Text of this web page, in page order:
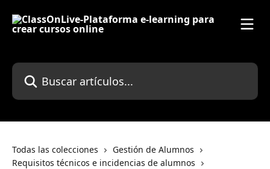
Buscar artículos...
Todas las colecciones
Gestión de Alumnos
Requisitos técnicos e incidencias de alumnos